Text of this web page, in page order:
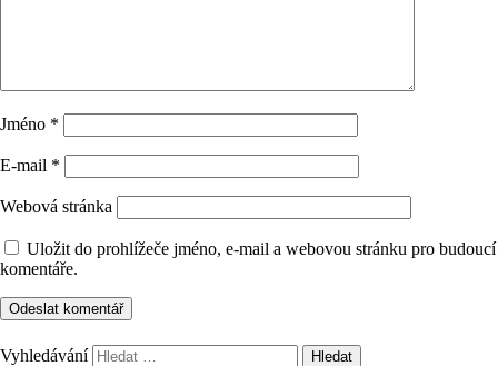
Jméno *
E-mail *
Webová stránka
Uložit do prohlížeče jméno, e-mail a webovou stránku pro budoucí
komentáře.
Vyhledávání